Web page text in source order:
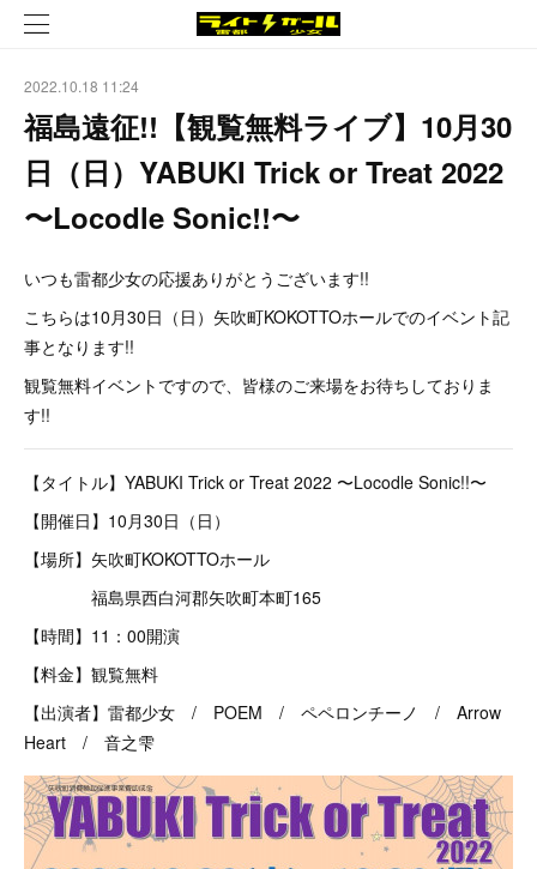
2022.10.18 11:24
福島遠征!!【観覧無料ライブ】10月30
日（日）YABUKI Trick or Treat 2022
〜Locodle Sonic!!〜
いつも雷都少女の応援ありがとうございます!!
こちらは10月30日（日）矢吹町KOKOTTOホールでのイベント記
事となります!!
観覧無料イベントですので、皆様のご来場をお待ちしておりま
す!!
【タイトル】YABUKI Trick or Treat 2022 〜Locodle Sonic!!〜
【開催日】10月30日（日）
【場所】矢吹町KOKOTTOホール
福島県西白河郡矢吹町本町165
【時間】11：00開演
【料金】観覧無料
【出演者】雷都少女 / POEM / ペペロンチーノ / Arrow
Heart / 音之雫